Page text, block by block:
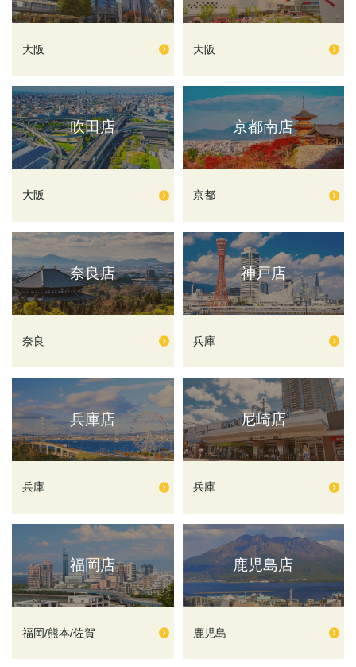
大阪 大阪
吹田店
大阪
京都南店
京都
奈良店
奈良
神戸店
兵庫
兵庫店
兵庫
尼崎店
兵庫
福岡店
福岡/熊本/佐賀
鹿児島店
鹿児島